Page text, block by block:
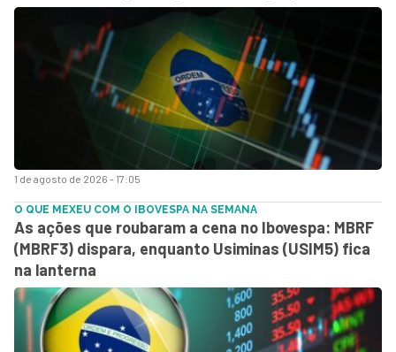
1 de agosto de 2026 - 17:05
O QUE MEXEU COM O IBOVESPA NA SEMANA
As ações que roubaram a cena no Ibovespa: MBRF
(MBRF3) dispara, enquanto Usiminas (USIM5) fica
na lanterna